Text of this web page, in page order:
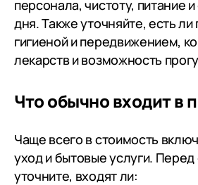
пансионат. Ещё раз всему
персоналу спасибо и с
наступающим 8 марта вас,
девушки!!!
персонала, чистоту, питание
дня. Также уточняйте, есть
гигиеной и передвижением,
лекарств и возможность
Что обычно входит в
Чаще всего в стоимость
уход и бытовые услуги.
уточните, входят ли: